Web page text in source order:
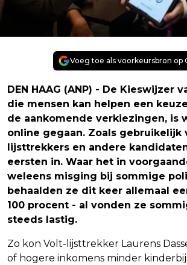
Voeg toe als voorkeursbron op
DEN HAAG (ANP) - De Kieswijzer
die mensen kan helpen een
de aankomende verkiezingen, is
online gegaan. Zoals gebruikelijk
lijsttrekkers en andere
eersten in. Waar het in
weleens misging bij sommige
behaalden ze dit keer allemaal
100 procent - al vonden ze
steeds lastig.
Zo kon Volt-lijsttrekker Laurens
of hogere inkomens minder